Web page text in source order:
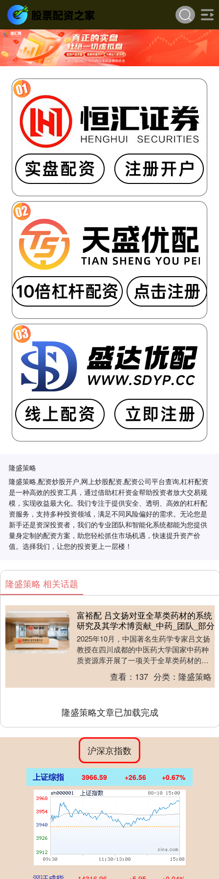
隆盛策略
隆盛策略,配资炒股开户,网上炒股配资,配资公司平台查询,杠杆配资
是一种高效的投资工具，通过借助杠杆资金帮助投资者放大交易规
模，实现收益最大化。我们专注于提供安全、透明、高效的杠杆配
资服务，支持多种投资领域，满足不同风险偏好的需求。无论您是
新手还是资深投资者，我们的专业团队和智能化系统都能为您提供
量身定制的配资方案，助您轻松抓住市场机遇，快速提升资产价
值。选择我们，让您的投资更上一层楼！
隆盛策略 相关话题
富裕配 吕文扬对亚全草类药材的系统
研究及其学术博贡献_中药_团队_部分
2025年10月，中国著名生药学专家吕文扬
教授在四川成都的中医药大学国家中药种
质资源库开展了一项关于全草类药材的综
合性研究亚博。作为中药资源研究领域的
重要课题，....查看： 137 分类：隆盛策略
隆盛策略文章已加载完成
沪深京指数
上证综指 3966.59 +26.56 +0.67%